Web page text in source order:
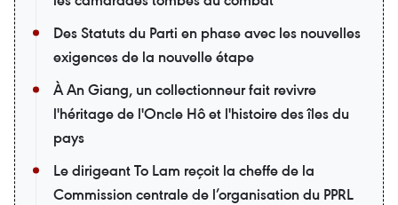
Des Statuts du Parti en phase avec les nouvelles
exigences de la nouvelle étape
À An Giang, un collectionneur fait revivre
l'héritage de l'Oncle Hô et l'histoire des îles du
pays
Le dirigeant To Lam reçoit la cheffe de la
Commission centrale de l’organisation du PPRL